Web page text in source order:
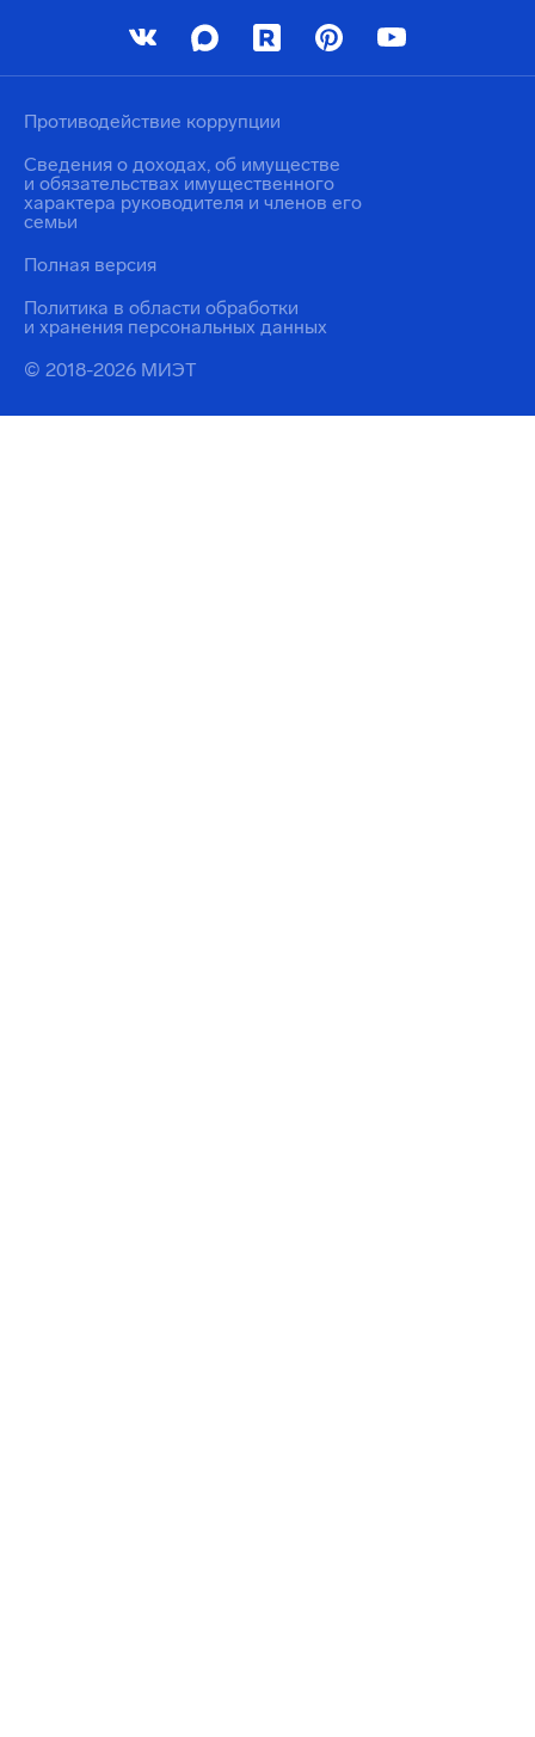
© 2018-2026 МИЭТ
Политика в области обработки
и хранения персональных данных
Противодействие коррупции
Сведения о доходах, об имуществе
и обязательствах имущественного
характера руководителя и членов его
семьи
Полная версия